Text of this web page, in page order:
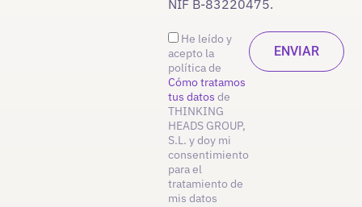
NIF B-83220475.
He leído y
acepto la
política de
Cómo tratamos
tus datos de
THINKING
HEADS GROUP,
S.L. y doy mi
consentimiento
para el
tratamiento de
mis datos